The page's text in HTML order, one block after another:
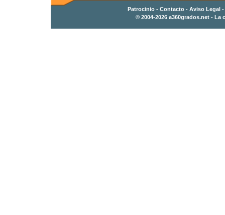
Patrocinio- Contacto- Aviso Legal -
© 2004-2026 a360grados.net- La